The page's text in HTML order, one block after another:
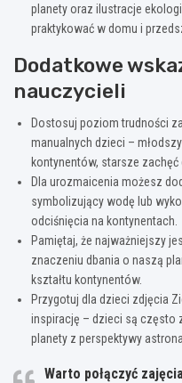
planety oraz ilustracje
praktykować w domu i
Dodatkowe
nauczycieli
Dostosuj poziom trudności
manualnych dzieci –
kontynentów, starsze
Dla urozmaicenia możesz
symbolizujący wodę lub
odciśnięcia na kontynentach.
Pamiętaj, że najważniejszy
znaczeniu dbania o naszą
kształtu kontynentów.
Przygotuj dla dzieci zdjęcia
inspirację – dzieci są często
planety z perspektywy
Warto połączyć